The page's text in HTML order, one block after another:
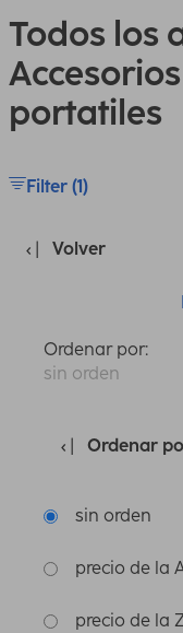
Todos los
portatiles
Filter (1)
Volver
Ordenar por:
sin orden
Ordenar
sin orden
precio de la
precio de la